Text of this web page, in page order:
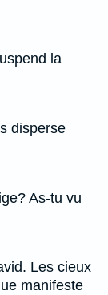
la
disperse
As-tu vu
Les cieux
manifeste